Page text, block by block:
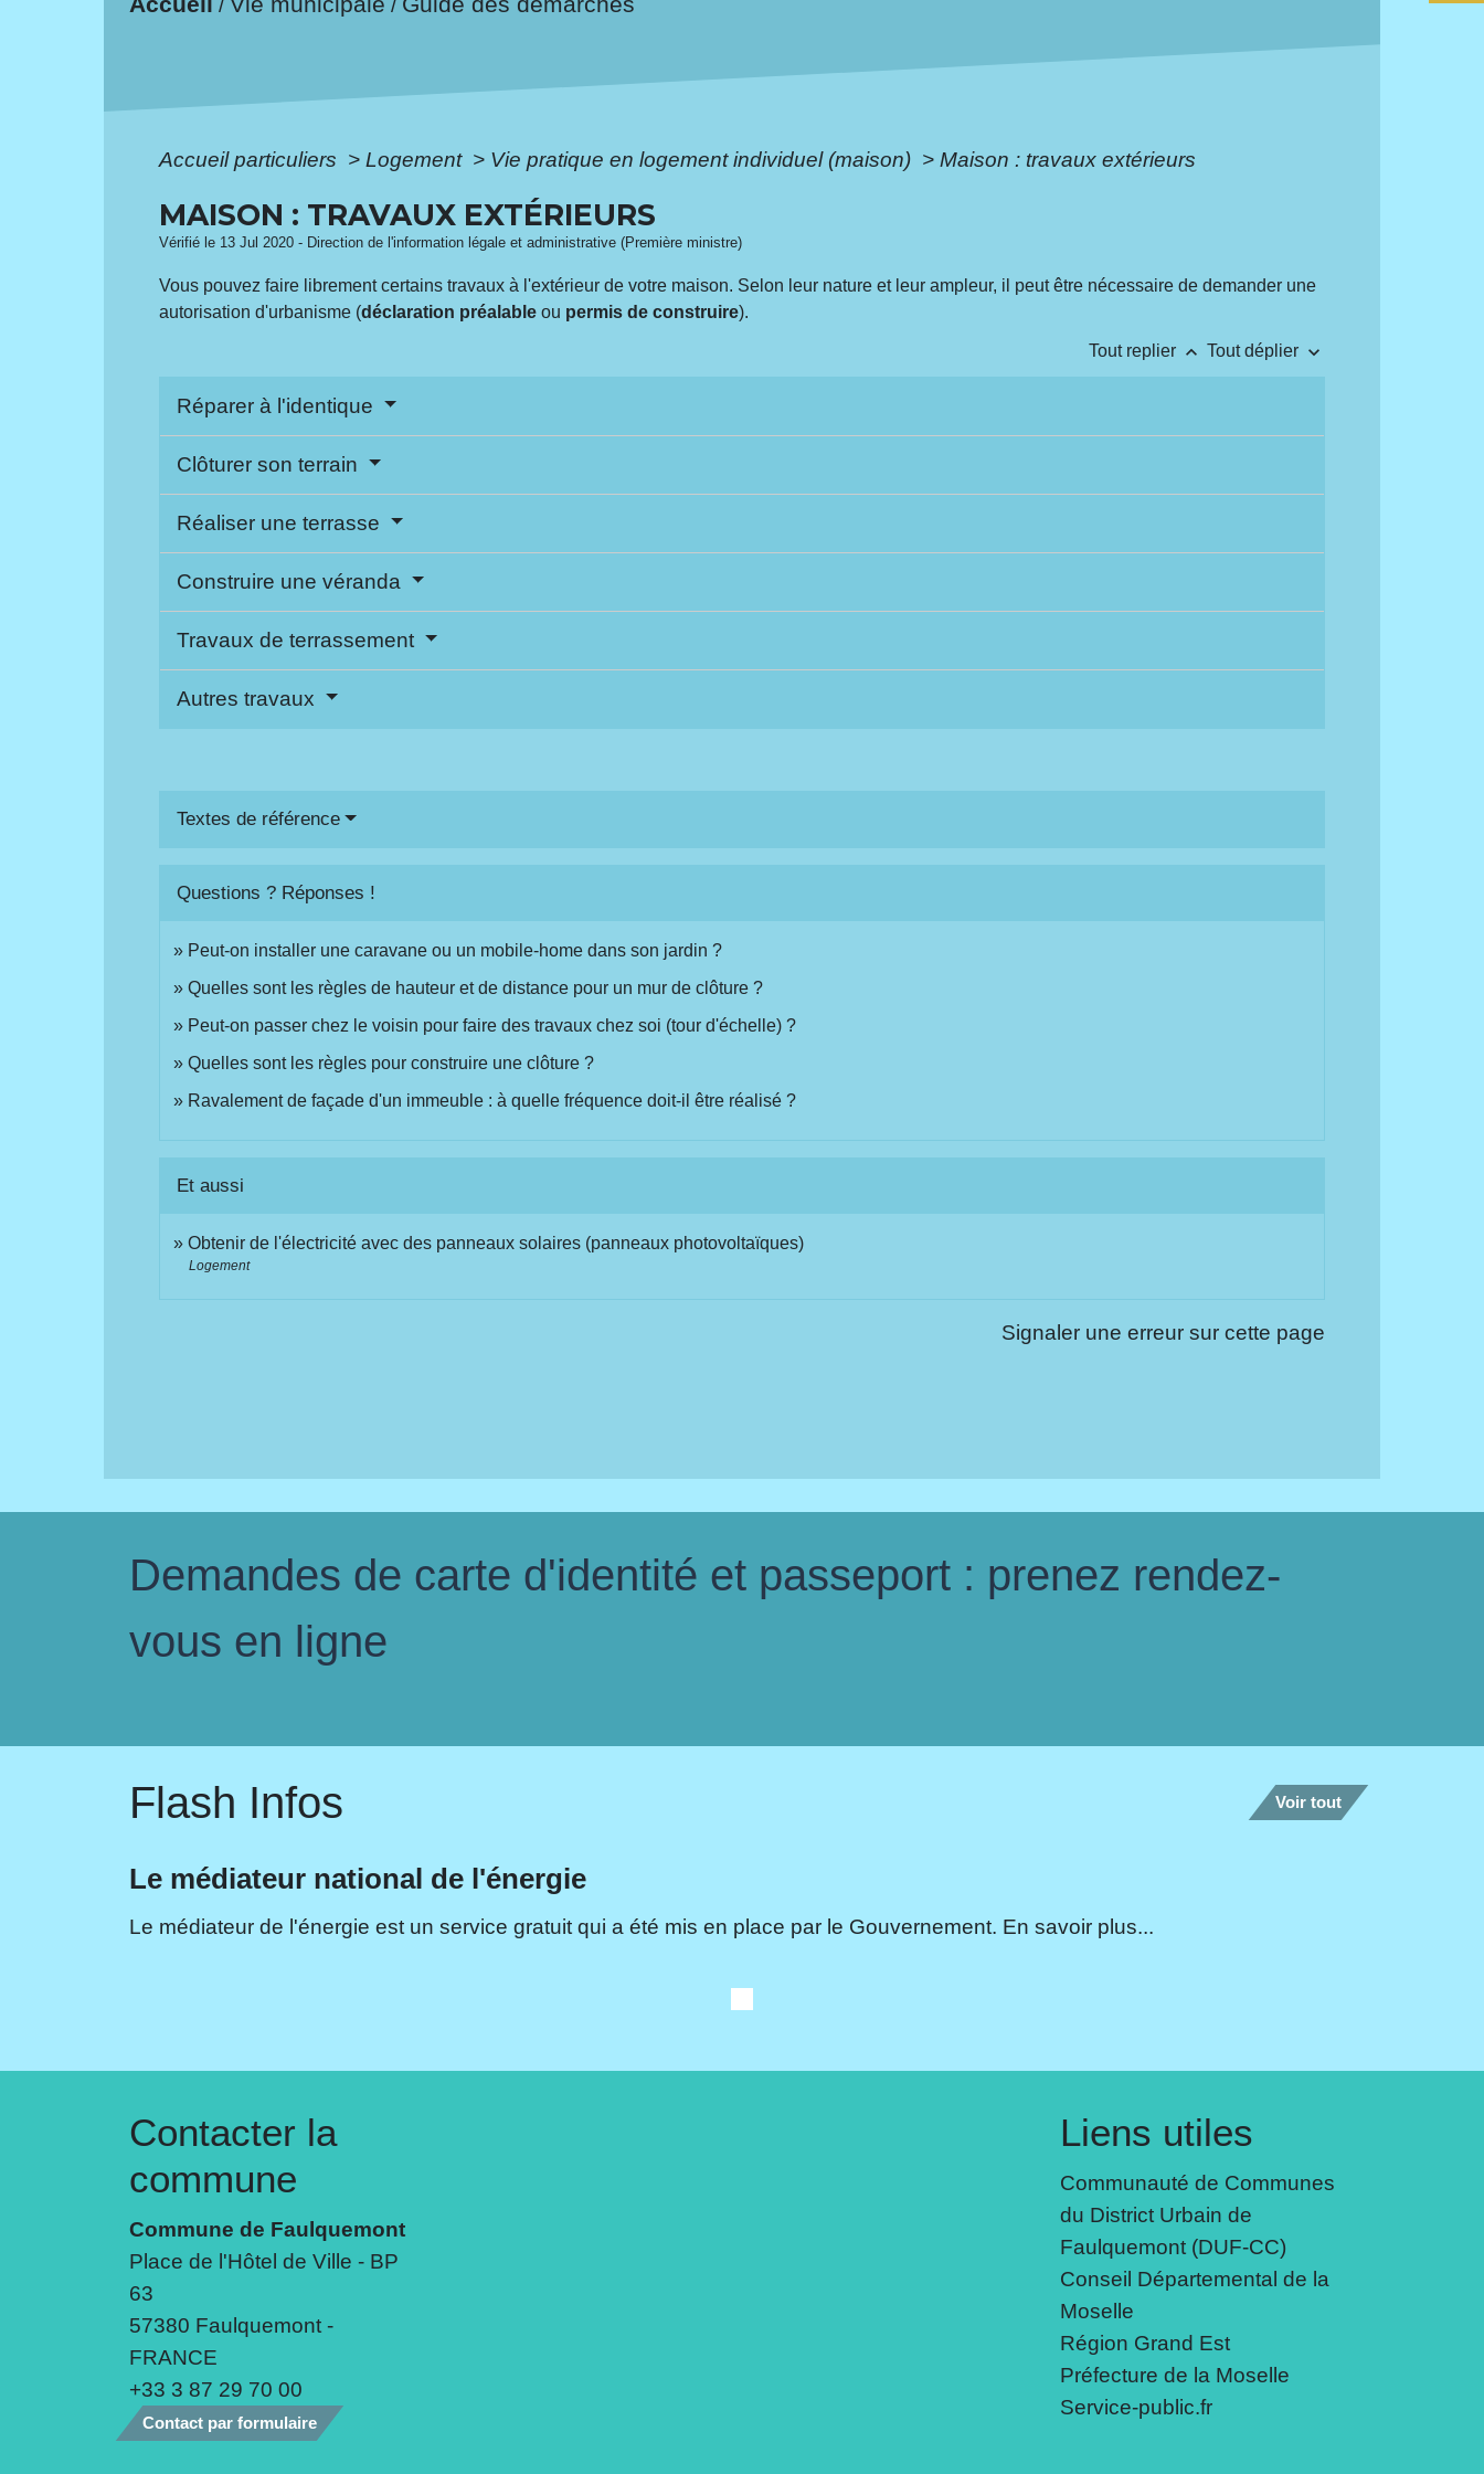
/ /
Accueil particuliers > Logement > Vie pratique en logement individuel (maison) > Maison : travaux extérieurs
MAISON : TRAVAUX EXTÉRIEURS
Vérifié le 13 Jul 2020 - Direction de l'information légale et administrative (Première ministre)
Vous pouvez faire librement certains travaux à l'extérieur de votre maison. Selon leur nature et leur ampleur, il peut être nécessaire de demander une
autorisation d'urbanisme (déclaration préalable ou permis de construire).
Tout replier keyboard_arrow_up Tout déplier keyboard_arrow_down
Réparer à l'identique
Clôturer son terrain
Réaliser une terrasse
Construire une véranda
Travaux de terrassement
Autres travaux
Textes de référence
Questions ? Réponses !
Peut-on installer une caravane ou un mobile-home dans son jardin ?
Quelles sont les règles de hauteur et de distance pour un mur de clôture ?
Peut-on passer chez le voisin pour faire des travaux chez soi (tour d'échelle) ?
Quelles sont les règles pour construire une clôture ?
Ravalement de façade d'un immeuble : à quelle fréquence doit-il être réalisé ?
Et aussi
Obtenir de l'électricité avec des panneaux solaires (panneaux photovoltaïques)
Logement
Signaler une erreur sur cette page
Demandes de carte d'identité et passeport : prenez rendez-
vous en ligne
Flash Infos Voir tout
Le médiateur national de l'énergie
Le médiateur de l'énergie est un service gratuit qui a été mis en place par le Gouvernement. En savoir plus...
Contacter la
commune
Commune de Faulquemont
Place de l'Hôtel de Ville - BP
63
57380 Faulquemont -
FRANCE
+33 3 87 29 70 00
Contact par formulaire
Liens utiles
Communauté de Communes
du District Urbain de
Faulquemont (DUF-CC)
Conseil Départemental de la
Moselle
Région Grand Est
Préfecture de la Moselle
Service-public.fr